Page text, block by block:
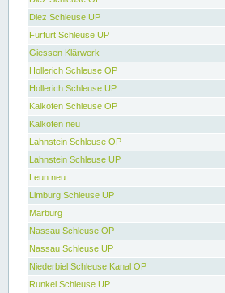
Diez Schleuse UP
Fürfurt Schleuse UP
Giessen Klärwerk
Hollerich Schleuse OP
Hollerich Schleuse UP
Kalkofen Schleuse OP
Kalkofen neu
Lahnstein Schleuse OP
Lahnstein Schleuse UP
Leun neu
Limburg Schleuse UP
Marburg
Nassau Schleuse OP
Nassau Schleuse UP
Niederbiel Schleuse Kanal OP
Runkel Schleuse UP